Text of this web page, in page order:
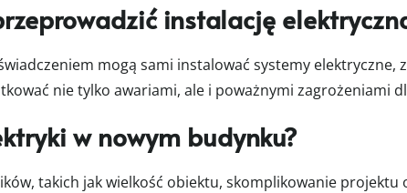
instalację
mogą sami instalować systemy elektryczne,
nie tylko awariami, ale i poważnymi zagrożeniami
w nowym budynku?
takich jak wielkość obiektu, skomplikowanie projektu